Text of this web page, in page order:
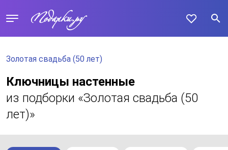
Золотая свадьба (50 лет)
Ключницы настенные
из подборки «Золотая свадьба (50
лет)»